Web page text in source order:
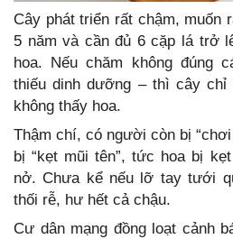
Cây phát triển rất chậm, muốn
5 năm và cần đủ 6 cặp lá trở
hoa. Nếu chăm không đúng
thiếu dinh dưỡng – thì cây chỉ
không thấy hoa.
Thậm chí, có người còn bị
bị “kẹt mũi tên”, tức hoa bị
nở. Chưa kể nếu lỡ tay tưới
thối rễ, hư hết cả chậu.
Cư dân mạng đồng loạt cảnh